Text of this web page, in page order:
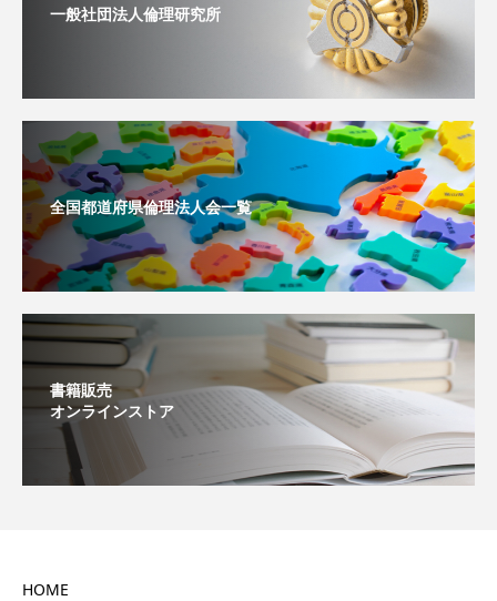
一般社団法人倫理研究所
全国都道府県倫理法人会一覧
書籍販売
オンラインストア
HOME